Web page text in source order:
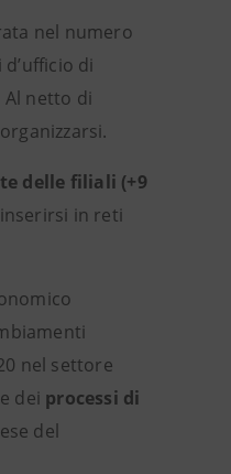
nel numero
di
netto di
delle filiali (+9
in reti
nel settore
dei processi di
del